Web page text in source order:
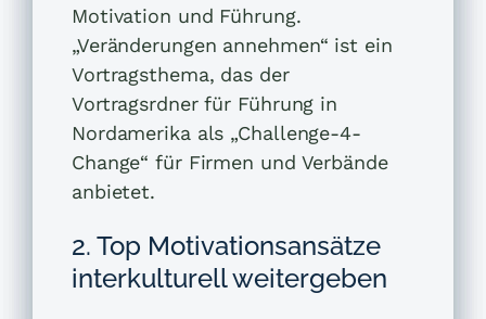
Motivation und Führung.
„Veränderungen annehmen“ ist ein
Vortragsthema, das der
Vortragsrdner für Führung in
Nordamerika als „Challenge-4-
Change“ für Firmen und Verbände
anbietet.
2. Top Motivationsansätze
interkulturell weitergeben